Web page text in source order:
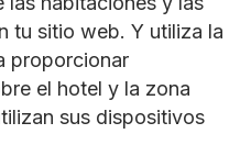
tu sitio web. Y utiliza la
proporcionar
el hotel y la zona
sus dispositivos